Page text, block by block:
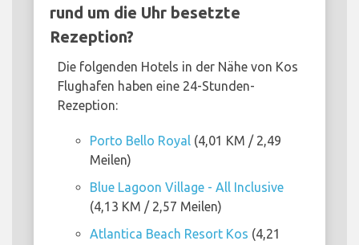
rund um die Uhr besetzte
Rezeption?
Die folgenden Hotels in der Nähe von Kos
Flughafen haben eine 24-Stunden-
Rezeption:
Porto Bello Royal (4,01 KM / 2,49
Meilen)
Blue Lagoon Village - All Inclusive
(4,13 KM / 2,57 Meilen)
Atlantica Beach Resort Kos (4,21